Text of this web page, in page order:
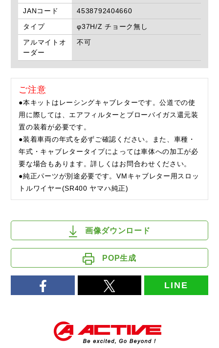
JANコード
4538792404660
タイプ
φ37H/Z チョーク無し
アルマイトオ
ーダー
不可
ご注意
●本キットはレーシングキャブレターです。公道での使
用に際しては、エアフィルターとブローバイガス還元装
置の装着が必要です。
●装着車両の年式を必ずご確認ください。また、車種・
年式・キャブレタータイプによっては車体への加工が必
要な場合もあります。詳しくはお問合わせください。
●純正パーツが別途必要です。VMキャブレター用スロッ
トルワイヤー(SR400 ヤマハ純正)
画像ダウンロード
POP生成
LINE